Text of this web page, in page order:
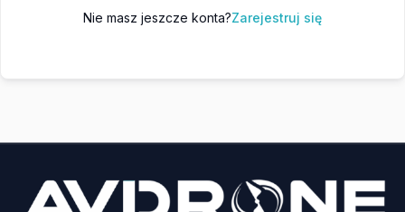
Nie masz jeszcze konta?Zarejestruj się